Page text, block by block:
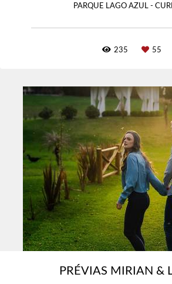
PARQUE LAGO AZUL -
235 55
PRÉVIAS MIRIAN &